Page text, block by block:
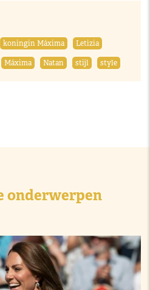
koningin Máxima
Letizia
Máxima Natan stijl style
onderwerpen